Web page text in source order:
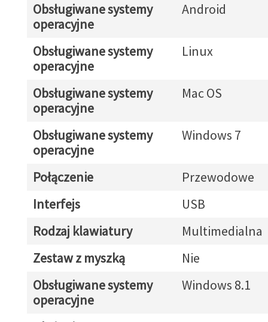
Obsługiwane systemy
operacyjne
Android
Obsługiwane systemy
operacyjne
Linux
Obsługiwane systemy
operacyjne
Mac OS
Obsługiwane systemy
operacyjne
Windows 7
Połączenie
Przewodowe
Interfejs
USB
Rodzaj klawiatury
Multimedialna
Zestaw z myszką
Nie
Obsługiwane systemy
operacyjne
Windows 8.1